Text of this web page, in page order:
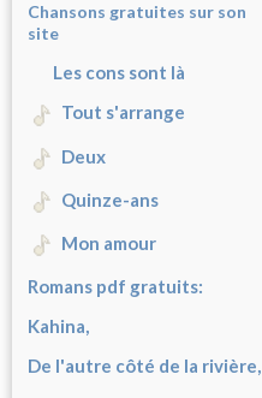
Chansons gratuites sur son
site
Les cons sont là
Tout s'arrange
Deux
Quinze-ans
Mon amour
Romans pdf gratuits:
Kahina,
De l'autre côté de la rivière,